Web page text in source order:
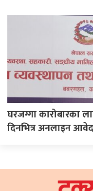
घरजग्गा कारोबारका
दिनभित्र अनलाइन